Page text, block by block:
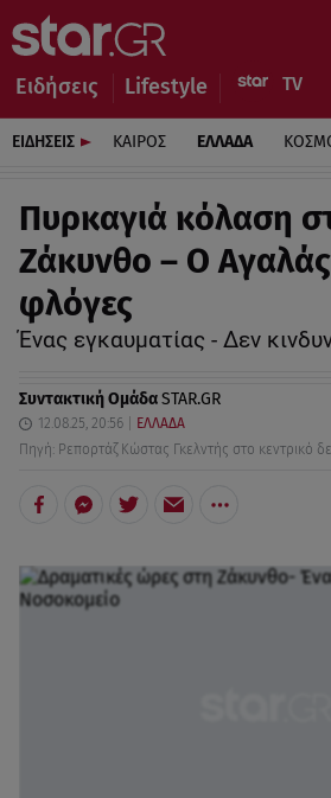
Ειδήσεις Lifestyle
ΕΙΔΗΣΕΙΣ ΚΑΙΡΟΣ ΕΛΛΑΔΑ
Πυρκαγιά κόλαση
Ζάκυνθο – Ο Αγαλάς
φλόγες
Ένας εγκαυματίας - Δεν
Συντακτική ΟμάδαSTAR.GR
12.08.25, 20:56
ΕΛΛΑΔΑ
Πηγή: Ρεπορτάζ Κώστας Γκελντής στο κεντρικό